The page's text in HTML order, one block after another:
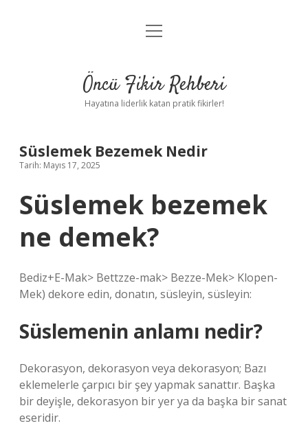
Anasayfa
Yasal Uyarı
menüyü
Öncü Fikir Rehberi
Hayatına liderlik katan pratik fikirler!
Süslemek Bezemek Nedir
Tarih: Mayıs 17, 2025
Süslemek bezemek
ne demek?
Bediz+E-Mak> Bettzze-mak> Bezze-Mek> Klopen-
Mek) dekore edin, donatın, süsleyin, süsleyin:
Süslemenin anlamı nedir?
Dekorasyon, dekorasyon veya dekorasyon; Bazı
eklemelerle çarpıcı bir şey yapmak sanattır. Başka
bir deyişle, dekorasyon bir yer ya da başka bir sanat
eseridir.